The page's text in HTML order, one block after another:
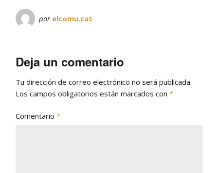
por elcomu.cat
Deja un comentario
Tu dirección de correo electrónico no será publicada.
Los campos obligatorios están marcados con *
Comentario *